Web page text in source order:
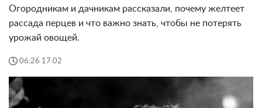
Огородникам и дачникам рассказали, почему желтеет
рассада перцев и что важно знать, чтобы не потерять
урожай овощей.
06:26 17.02